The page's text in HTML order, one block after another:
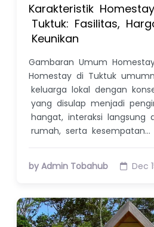
Karakteristik
Tuktuk: Fasilitas,
Keunikan
Gambaran Umum
Homestay di Tuktuk
keluarga lokal dengan
yang disulap menjadi
hangat, interaksi langsung
rumah, serta kesempatan…
by Admin Tobahub Dec